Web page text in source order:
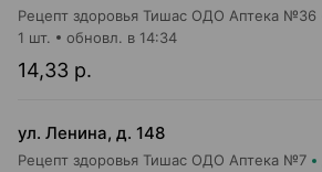
Рецепт здоровья Тишас ОДО Аптека №36
14,33 р.
1 шт. обновл. в 14:34
ул. Ленина, д. 148
Рецепт здоровья Тишас ОДО Аптека №7